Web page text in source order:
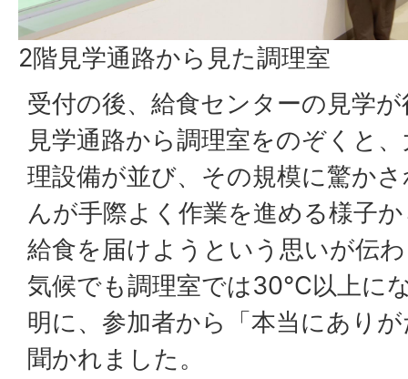
2階見学通路から見た調理室
受付の後、給食センターの見学
見学通路から調理室をのぞくと
理設備が並び、その規模に驚か
んが手際よく作業を進める様子
給食を届けようという思いが伝
気候でも調理室では30℃以上に
明に、参加者から「本当にあり
聞かれました。